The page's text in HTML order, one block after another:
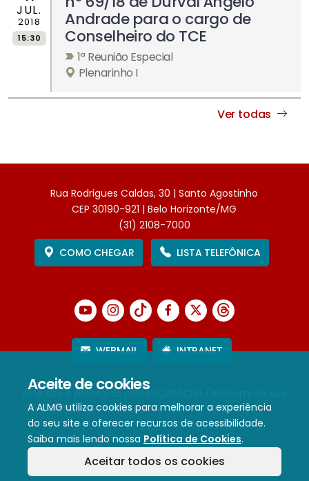
Aceite de cookies
A ALMG utiliza cookies para melhorar a experiência
do seu site e oferecer recursos de acessibilidade.
Saiba mais lendo nossa Política de Cookies.
Aceitar todos os cookies
JUL.
2018
15:30
Andrade para o cargo de
Conselheiro do TCE
1ª Reunião Especial
Plenarinho I
Ver todas
Rua Rodrigues Caldas, 30 | Santo Agostinho
CEP 30190-921 | Belo Horizonte/MG
(31) 2108-7000
COMO CHEGAR
LISTA TELEFÔNICA
WEBMAIL INTRANET
Este site é protegido pelo reCAPTCHA (aplicam-se sua
Política de PrivacidadeeTermos de Serviço).
Termos de Uso e Política de Privacidade
Política de cookies